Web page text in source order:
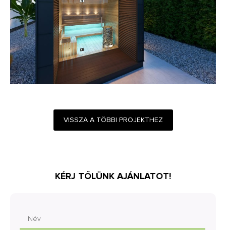
VISSZA A TÖBBI PROJEKTHEZ
KÉRJ TŐLÜNK AJÁNLATOT!